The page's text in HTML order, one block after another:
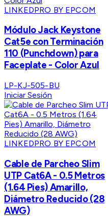
LINKEDPRO BY EPCOM
Módulo Jack Keystone
Cat5e con Terminación
110 (Punchdown) para
Faceplate - Color Azul
LP-KJ-505-BU
Iniciar Sesión
LINKEDPRO BY EPCOM
Cable de Parcheo Slim
UTP Cat6A - 0.5 Metros
(1.64 Pies) Amarillo,
Diámetro Reducido (28
AWG)